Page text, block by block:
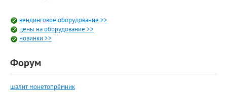
вендинговое оборудование >>
цены на оборудование >>
новинки >>
Форум
шалит монетопрёмник